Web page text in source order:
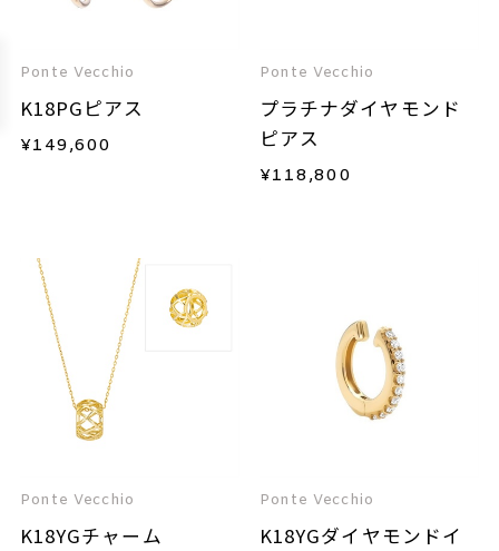
Ponte Vecchio
K18PGピアス
¥149,600
Ponte Vecchio
プラチナダイヤモンド
ピアス
¥118,800
Ponte Vecchio
K18YGチャーム
Ponte Vecchio
K18YGダイヤモンドイ